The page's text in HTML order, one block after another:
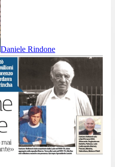
Daniele Rindone